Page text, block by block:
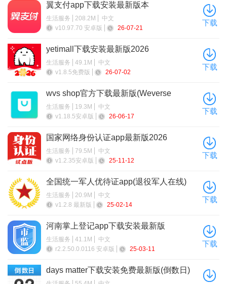
返回倒数日主页面，可以在列表页可看到刚刚设置的倒数
翼支付app下载安装最新版本
生活服务 208.2M
中文
v10.97.70 安卓版
26-07-21
下载
yetimall下载安装最新版2026
生活服务 49.1M
中文
v1.8.5免费版
26-07-02
下载
wvs shop官方下载最新版(Weverse
Shop)
生活服务 19.3M
中文
v1.18.5安卓版
26-06-17
下载
国家网络身份认证app最新版2026
生活服务 79.5M
中文
v1.2.35安卓版
25-11-12
下载
全国统一军人优待证app(退役军人在线)
下载
生活服务 20.9M
中文
v1.2.8 最新版
25-02-14
下载
河南掌上登记app下载安装最新版
生活服务 41.1M
中文
r2.2.50.0.0116 安卓版
25-03-11
下载
days matter下载安装免费最新版(倒数日)